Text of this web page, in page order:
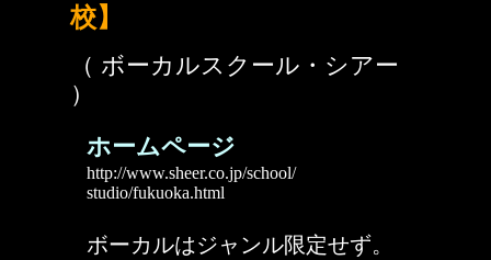
校】
（ ボーカルスクール・シアー
）
ホームページ
http://www.sheer.co.jp/school/
studio/fukuoka.html
ボーカルはジャンル限定せず。